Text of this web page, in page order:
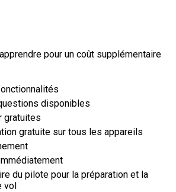
pour un coût supplémentaire
disponibles
gratuites
gratuite sur tous les appareils
du pilote pour la préparation et la
vol